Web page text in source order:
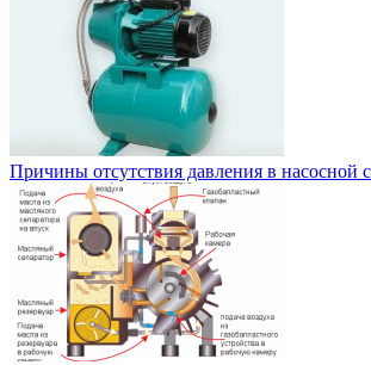
Причины отсутствия давления в насосной